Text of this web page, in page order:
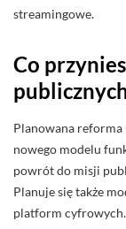
streamingowe.
Co
Planowana reforma
nowego modelu
powrót do misji
Planuje się także
platform cyfrowych.